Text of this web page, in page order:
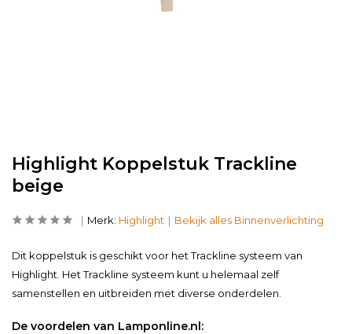
Highlight Koppelstuk Trackline
beige
Merk: Highlight Bekijk alles Binnenverlichting
Dit koppelstuk is geschikt voor het Trackline systeem van
Highlight. Het Trackline systeem kunt u helemaal zelf
samenstellen en uitbreiden met diverse onderdelen.
De voordelen van Lamponline.nl: